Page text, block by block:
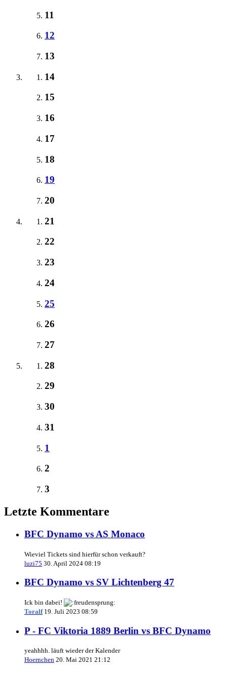
11
12
13
14
15
16
17
18
19
20
21
22
23
24
25
26
27
28
29
30
31
1
2
3
Letzte Kommentare
BFC Dynamo vs AS Monaco
Wieviel Tickets sind hierfür schon verkauft?
luzi75 30. April 2024 08:19
BFC Dynamo vs SV Lichtenberg 47
Ick bin dabei!
Toralf 19. Juli 2023 08:59
P - FC Viktoria 1889 Berlin vs BFC Dynamo
yeahhhh. läuft wieder der Kalender
Hoernchen 20. Mai 2021 21:12